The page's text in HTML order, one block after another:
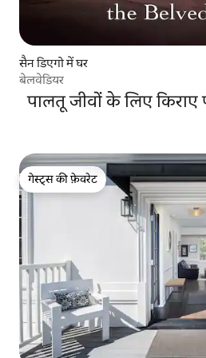
सैन डिएगो में घर
बेलवेडियर
पालतू जीवों के लिए किराए
गेस्ट्स की फ़ेवरेट
गेस्ट्स की फ़ेवरेट